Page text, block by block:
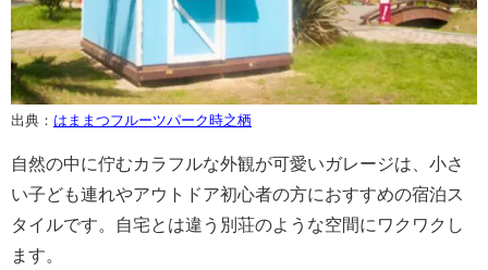
出典： はままつフルーツパーク時之栖
自然の中に佇むカラフルな外観が可愛いガレージは、小さ
い子ども連れやアウトドア初心者の方におすすめの宿泊ス
タイルです。自宅とは違う別荘のような空間にワクワクし
ます。